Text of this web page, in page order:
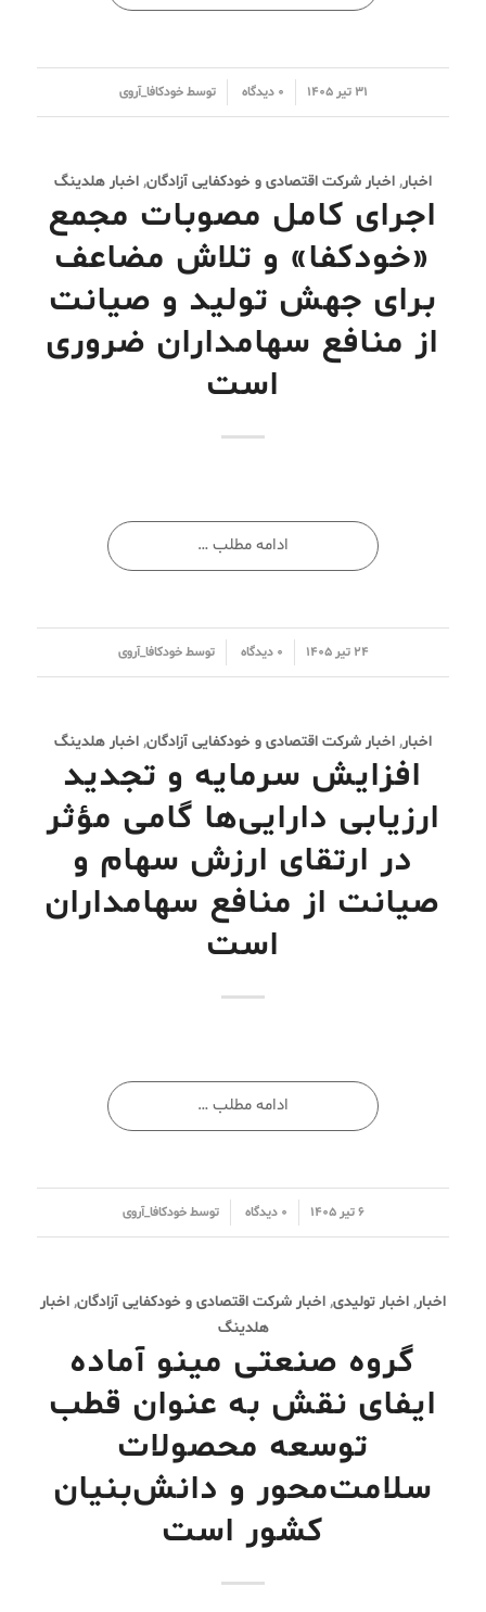
۳۱ تیر ۱۴۰۵
/ ۰ دیدگاه توسطخودکافا_آر‌وی
اخبار, اخبار شرکت اقتصادی و خودکفایی آزادگان, اخبار هلدینگ
اجرای کامل مصوبات مجمع
«خودکفا» و تلاش مضاعف
برای جهش تولید و صیانت
از منافع سهامداران ضروری
است
ادامه مطلب …
۲۴ تیر ۱۴۰۵
/ ۰ دیدگاه توسطخودکافا_آر‌وی
اخبار, اخبار شرکت اقتصادی و خودکفایی آزادگان, اخبار هلدینگ
افزایش سرمایه و تجدید
ارزیابی دارایی‌ها گامی مؤثر
در ارتقای ارزش سهام و
صیانت از منافع سهامداران
است
ادامه مطلب …
۶ تیر ۱۴۰۵/ ۰ دیدگاه توسطخودکافا_آر‌وی
اخبار, اخبار تولیدی, اخبار شرکت اقتصادی و خودکفایی آزادگان, اخبار
هلدینگ
گروه صنعتی مینو آماده
ایفای نقش به عنوان قطب
توسعه محصولات
سلامت‌محور و دانش‌بنیان
کشور است